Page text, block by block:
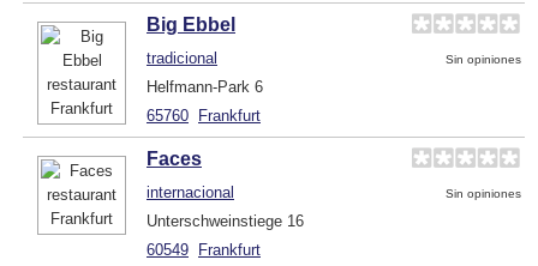
Big Ebbel
tradicional Sin opiniones
Helfmann-Park 6
65760 Frankfurt
Faces
internacional Sin opiniones
Unterschweinstiege 16
60549 Frankfurt